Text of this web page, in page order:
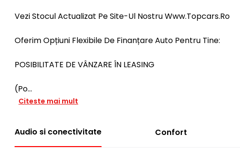
Vezi Stocul Actualizat Pe Site-Ul Nostru Www.Topcars.Ro
Oferim Opțiuni Flexibile De Finanțare Auto Pentru Tine:
POSIBILITATE DE VÂNZARE ÎN LEASING
(Po...
Citeste mai mult
Audio si conectivitate Confort